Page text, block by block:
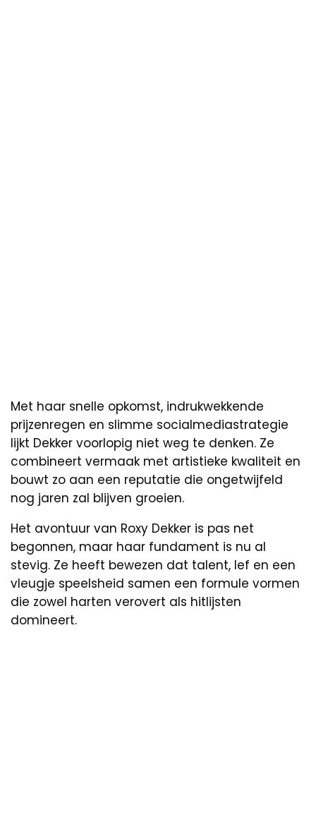
Met haar snelle opkomst, indrukwekkende
prijzenregen en slimme socialmediastrategie
lijkt Dekker voorlopig niet weg te denken. Ze
combineert vermaak met artistieke kwaliteit en
bouwt zo aan een reputatie die ongetwijfeld
nog jaren zal blijven groeien.
Het avontuur van Roxy Dekker is pas net
begonnen, maar haar fundament is nu al
stevig. Ze heeft bewezen dat talent, lef en een
vleugje speelsheid samen een formule vormen
die zowel harten verovert als hitlijsten
domineert.